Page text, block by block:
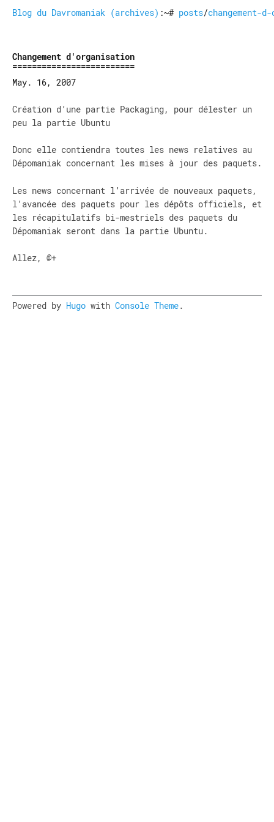
Blog du Davromaniak (archives) :~# posts/changement-
Changement d'organisation
May. 16, 2007
Création d’une partie Packaging, pour délester un
peu la partie Ubuntu
Donc elle contiendra toutes les news relatives au
Dépomaniak concernant les mises à jour des paquets.
Les news concernant l’arrivée de nouveaux paquets,
l’avancée des paquets pour les dépôts officiels, et
les récapitulatifs bi-mestriels des paquets du
Dépomaniak seront dans la partie Ubuntu.
Allez, @+
Powered by Hugo with Console Theme.